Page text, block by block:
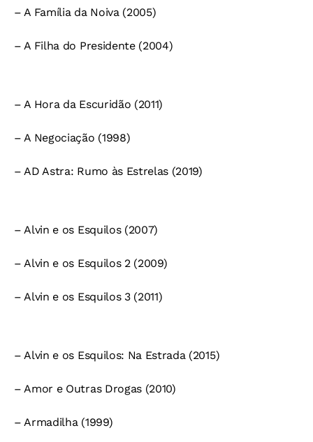
– A Família da Noiva (2005)
– A Filha do Presidente (2004)
– A Hora da Escuridão (2011)
– A Negociação (1998)
– AD Astra: Rumo às Estrelas (2019)
– Alvin e os Esquilos (2007)
– Alvin e os Esquilos 2 (2009)
– Alvin e os Esquilos 3 (2011)
– Alvin e os Esquilos: Na Estrada (2015)
– Amor e Outras Drogas (2010)
– Armadilha (1999)